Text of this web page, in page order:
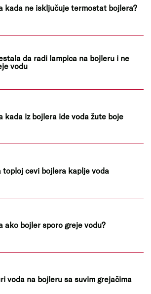
kada ne isključuje termostat bojlera?
da radi lampica na bojleru i ne
vodu
kada iz bojlera ide voda žute boje
toploj cevi bojlera kaplje voda
ako bojler sporo greje vodu?
voda na bojleru sa suvim grejačima